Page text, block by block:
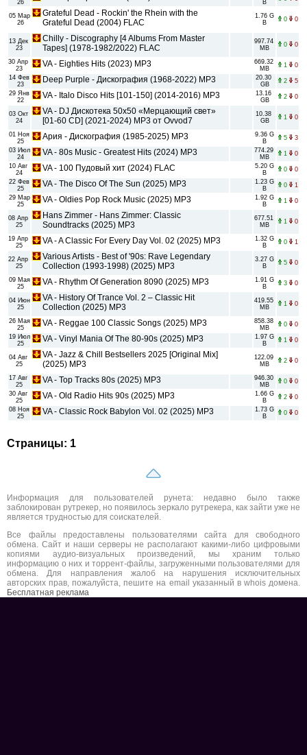
26 B
05 Мар
26
Grateful Dead - Rockin' the Rhein with the
Grateful Dead (2004) FLAC
1.76 G
B
0 0
13 Дек
23
Chilly - Discography [4 Albums From Master
Tapes] (1978-1982/2022) FLAC
997.74
MB
0 0
30 Апр
23
VA - Eighties Hits (2023) MP3
669.32
MB
1
0
14 Фев
23
Deep Purple - Дискография (1968-2022) MP3
20.30
GB
2
5
29 Янв
22
VA - Italo Disco Hits [101-150] (2014-2016) MP3
13.16
GB
2 0
03 Окт
24
VA - DJ Дискотека 50х50 «Мерцающий свет»
[01-60 CD] (2021-2024) MP3 от Ovvod7
10.38
GB
1 0
01 Ноя
25
Ария - Дискография (1985-2025) MP3
9.36 G
B
5
3
03 Июл
24
VA - 80s Music - Greatest Hits (2024) MP3
774.29
MB
1
0
10 Авг
24
VA - 100 Пудовый хит (2024) FLAC
5.20 G
B
0
0
22 Фев
25
VA - The Disco Of The Sun (2025) MP3
1.23 G
B
0
1
29 Мар
25
VA - Oldies Pop Rock Music (2025) MP3
1.92 G
B
1 0
08 Апр
25
Hans Zimmer - Hans Zimmer: Classic
Soundtracks (2025) MP3
677.51
MB
1 0
19 Апр
25
VA - A Classic For Every Day Vol. 02 (2025) MP3
1.32 G
B
0 1
22 Апр
25
Various Artists - Best of '90s: Rave Legendary
Collection (1993-1998) (2025) MP3
3.27 G
B
5 0
09 Мая
25
VA - Rhythm Of Generation 8090 (2025) MP3
1.91 G
B
3 0
04 Июн
25
VA - History Of Trance Vol. 2 – Classic Hit
Collection (2025) MP3
419.55
MB
1 0
26 Мая
25
VA - Reggae 100 Classic Songs (2025) MP3
858.38
MB
0
0
19 Июл
25
VA - Vinyl Mania Of The 80-90s (2025) MP3
1.97 G
B
1 0
04 Авг
25
VA - Jazz & Chill Bestsellers 2025 [Original Mix]
(2025) MP3
122.09
MB
2 0
17 Авг
25
VA - Top Tracks 80s (2025) MP3
946.30
MB
0
0
30 Авг
25
VA - Old Radio Hits 90s (2025) MP3
1.66 G
B
2
0
08 Ноя
25
VA - Classic Rock Babylon Vol. 02 (2025) MP3
1.73 G
B
0 0
Страницы: 1
Информация для пользователей рунета: недавно было также
заблокирован рутрекер, но появилось зеркало рутрекера, как зайти уже не
является трудностью для соискателей.
Все файлы предоставлены пользователями сайта для свободного
обмена. Сайт и наши серверы не располагают какими-либо цифровыми
копиями аудио-визуальных произведений, мы храним только
информацию о них и торрент-файлы, загруженными пользователями для
обмена. Для направления жалоб на нарушения исключительных
авторских прав, пожалуйста, пешите на email указанный в whois домена.
Бесплатная реклама